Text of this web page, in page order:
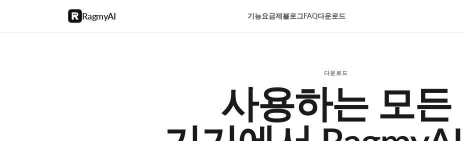
RagmyAI 기능요금제블로그FAQ다운로드
다운로드
사용하는 모든